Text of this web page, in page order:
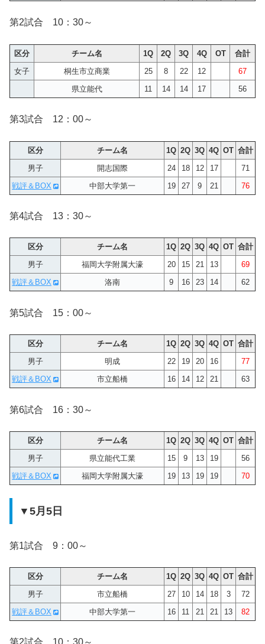
第2試合 10：30～
区分 チーム名 1Q 2Q 3Q 4Q OT
合計
女子
桐生市立商業 25 8 22 12
67
県立能代
11 14 14 17 56
第3試合 12：00～
区分 チーム名 1Q 2Q 3Q 4Q OT 合計
男子
開志国際 24 18 12 17
71
戦評＆BOX
中部大学第一 19 27 9 21 76
第4試合 13：30～
区分 チーム名 1Q 2Q 3Q 4Q OT 合計
男子
福岡大学附属大濠 20 15 21 13
69
戦評＆BOX
洛南 9 16 23 14 62
第5試合 15：00～
区分 チーム名 1Q 2Q 3Q 4Q OT 合計
男子
明成 22 19 20 16
77
戦評＆BOX
市立船橋 16 14 12 21 63
第6試合 16：30～
区分 チーム名 1Q 2Q 3Q 4Q OT 合計
男子
県立能代工業 15 9 13 19
56
戦評＆BOX
福岡大学附属大濠 19 13 19 19 70
▼5月5日
第1試合 9：00～
区分 チーム名 1Q 2Q 3Q 4Q OT 合計
男子
市立船橋 27 10 14 18 3
72
戦評＆BOX
中部大学第一 16 11 21 21 13 82